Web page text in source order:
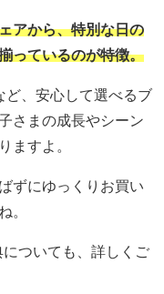
アから、特別な日の
っているのが特徴。
ど、安心して選べるブ
さまの成長やシーン
ますよ。
ずにゆっくりお買い
。
ついても、詳しくご